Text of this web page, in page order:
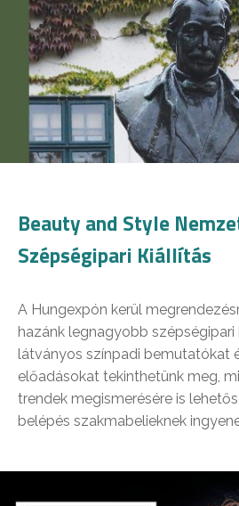
Beauty and Style
Szépségipari Kiállítás
A Hungexpón kerül
hazánk legnagyobb szépségipari
látványos színpadi bemutatókat
előadásokat tekinthetünk meg,
trendek megismerésére is
belépés szakmabelieknek